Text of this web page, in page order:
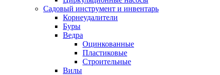
Садовый инструмент и инвентарь
Корнеудалители
Буры
Ведра
Оцинкованные
Пластиковые
Строительные
Вилы